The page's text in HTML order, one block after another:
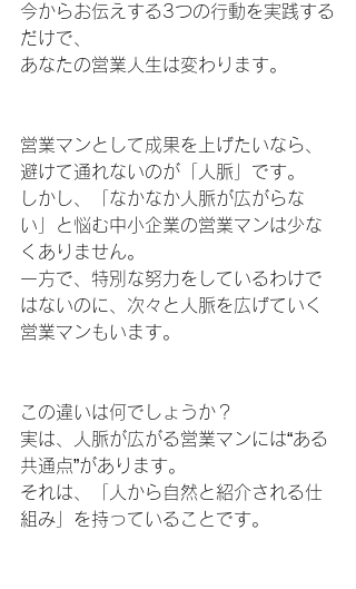
今からお伝えする3つの行動を実践する
だけで、
あなたの営業人生は変わります。
営業マンとして成果を上げたいなら、
避けて通れないのが「人脈」です。
しかし、「なかなか人脈が広がらな
い」と悩む中小企業の営業マンは少な
くありません。
一方で、特別な努力をしているわけで
はないのに、次々と人脈を広げていく
営業マンもいます。
この違いは何でしょうか？
実は、人脈が広がる営業マンには“ある
共通点”があります。
それは、「人から自然と紹介される仕
組み」を持っていることです。